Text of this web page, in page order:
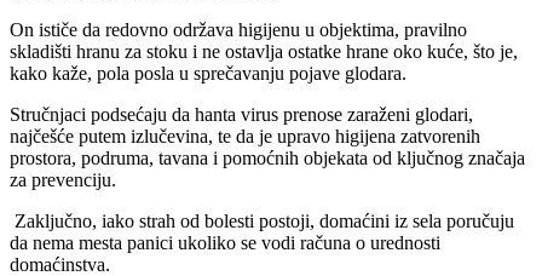
On ističe da redovno održava higijenu u objektima, pravilno
skladišti hranu za stoku i ne ostavlja ostatke hrane oko kuće, što je,
kako kaže, pola posla u sprečavanju pojave glodara.
Stručnjaci podsećaju da hanta virus prenose zaraženi glodari,
najčešće putem izlučevina, te da je upravo higijena zatvorenih
prostora, podruma, tavana i pomoćnih objekata od ključnog značaja
za prevenciju.
Zaključno, iako strah od bolesti postoji, domaćini iz sela poručuju
da nema mesta panici ukoliko se vodi računa o urednosti
domaćinstva.